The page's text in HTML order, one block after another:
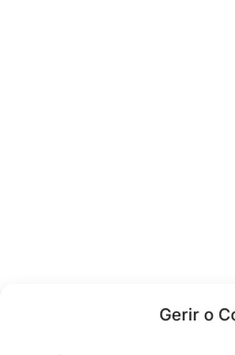
Gerir o